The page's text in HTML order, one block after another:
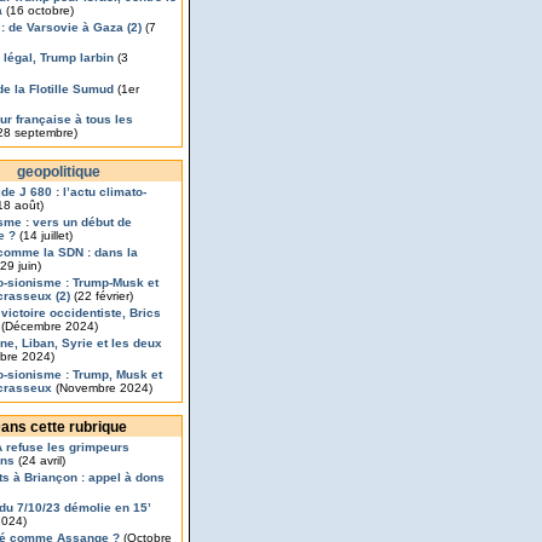
(16 octobre)
de Varsovie à Gaza (2) (7
légal, Trump larbin(3
la Flotille Sumud (1er
française à tous les
septembre)
geopolitique
J 680 : l’actu climato-
août)
: vers un début de
? (14 juillet)
la SDN : dans la
juin)
sionisme : Trump-Musk et
(2) (22 février)
occidentiste, Brics
2024)
Liban, Syrie et les deux
2024)
sionisme : Trump, Musk et
(Novembre 2024)
cette rubrique
refuse les grimpeurs
(24 avril)
à Briançon : appel à dons
7/10/23 démolie en 15’
comme Assange ? (Octobre